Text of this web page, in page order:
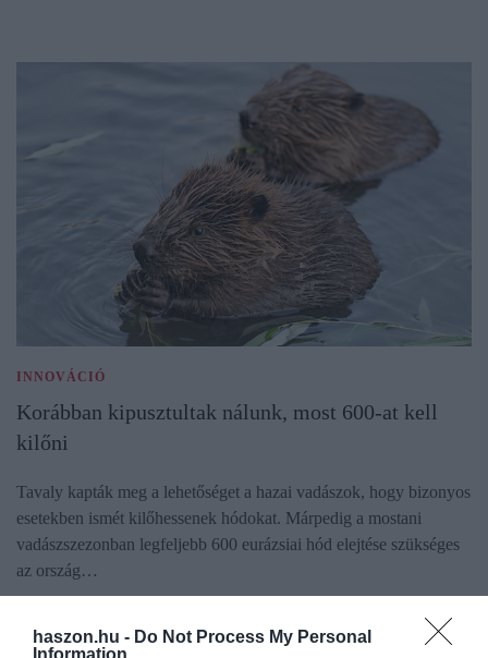
haszon.hu - Do Not Process My Personal
Information
INNOVÁCIÓ
Korábban kipusztultak nálunk, most 600-at kell
kilőni
Tavaly kapták meg a lehetőséget a hazai vadászok, hogy bizonyos
esetekben ismét kilőhessenek hódokat. Márpedig a mostani
vadászszezonban legfeljebb 600 eurázsiai hód elejtése szükséges
az ország…